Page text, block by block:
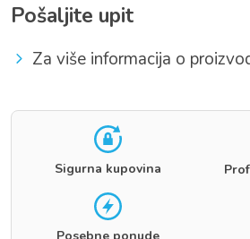
Pošaljite upit
Za više informacija o
Sigurna kupovina